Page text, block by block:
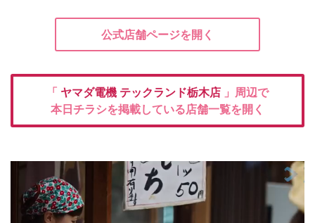
公式店舗ページを開く
「 ヤマダ電機 テックランド栃木店 」周辺で
本日チラシを掲載している店舗一覧を開く